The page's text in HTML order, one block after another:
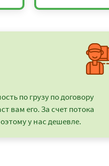
по грузу по договору
вам его. За счет потока
у нас дешевле.